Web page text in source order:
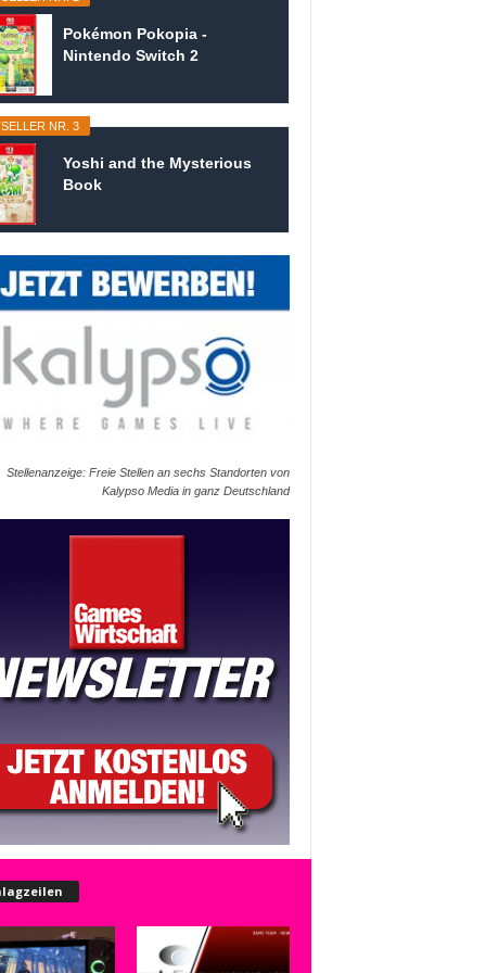
Pokémon Pokopia -
Nintendo Switch 2
NR. 3
Yoshi and the Mysterious
Book
Stellenanzeige: Freie Stellen an sechs Standorten von
Kalypso Media in ganz Deutschland